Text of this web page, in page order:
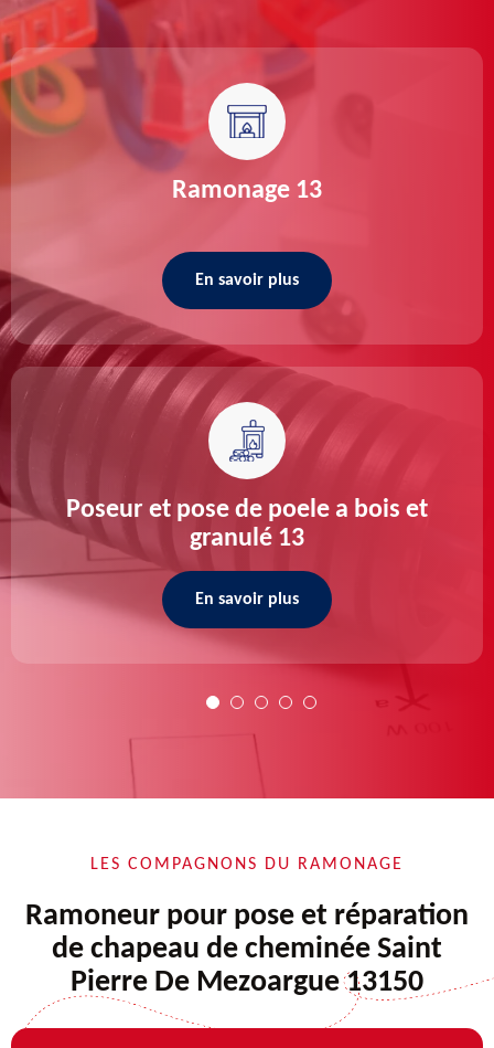
Ramonage 13
En savoir plus
Poseur et pose de poele a bois et
granulé 13
En savoir plus
LES COMPAGNONS DU RAMONAGE
Ramoneur pour pose et réparation
de chapeau de cheminée Saint
Pierre De Mezoargue 13150